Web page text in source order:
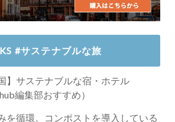
#サステナブルな旅
】サステナブルな宿・ホテル
編集部おすすめ）
を循環。コンポストを導入している